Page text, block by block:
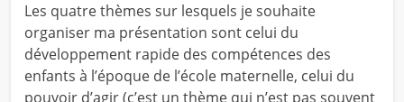
Les quatre thèmes sur lesquels je souhaite
organiser ma présentation sont celui du
développement rapide des compétences des
enfants à l’époque de l’école maternelle, celui du
pouvoir d’agir (c’est un thème qui n’est pas souvent